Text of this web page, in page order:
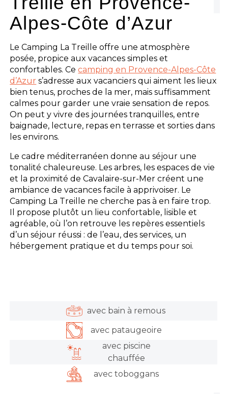
Alpes-Côte d’Azur
Le Camping La Treille offre une atmosphère
posée, propice aux vacances simples et
confortables. Cecamping en Provence-Alpes-Côte
d’Azur s’adresse aux vacanciers qui aiment les lieux
bien tenus, proches de la mer, mais suffisamment
calmes pour garder une vraie sensation de repos.
On peut y vivre des journées tranquilles, entre
baignade, lecture, repas en terrasse et sorties dans
les environs.
Le cadre méditerranéen donne au séjour une
tonalité chaleureuse. Les arbres, les espaces de vie
et la proximité de Cavalaire-sur-Mer créent une
ambiance de vacances facile à apprivoiser. Le
Camping La Treille ne cherche pas à en faire trop.
Il propose plutôt un lieu confortable, lisible et
agréable, où l’on retrouve les repères essentiels
d’un séjour réussi : de l’eau, des services, un
hébergement pratique et du temps pour soi.
avec bain à remous
avec pataugeoire
avec piscine
chauffée
avec toboggans